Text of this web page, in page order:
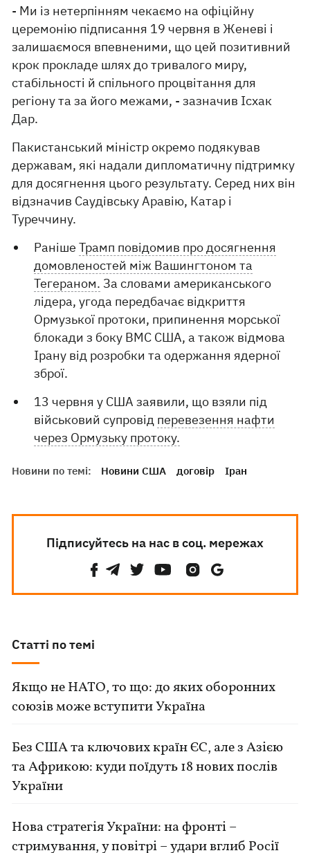
- Ми із нетерпінням чекаємо на офіційну
церемонію підписання 19 червня в Женеві і
залишаємося впевненими, що цей позитивний
крок прокладе шлях до тривалого миру,
стабільності й спільного процвітання для
регіону та за його межами, - зазначив Ісхак
Дар.
Пакистанський міністр окремо подякував
державам, які надали дипломатичну підтримку
для досягнення цього результату. Серед них він
відзначив Саудівську Аравію, Катар і
Туреччину.
РанішеТрамп повідомив про досягнення
домовленостей між Вашингтоном та
Тегераном. За словами американського
лідера, угода передбачає відкриття
Ормузької протоки, припинення морської
блокади з боку ВМС США, а також відмова
Ірану від розробки та одержання ядерної
зброї.
13 червня у США заявили, що взяли під
військовий супровід перевезення нафти
через Ормузьку протоку.
Новини по темі: Новини США договір Іран
Підписуйтесь на нас в соц. мережах
Статті по темі
Якщо не НАТО, то що: до яких оборонних
союзів може вступити Україна
Без США та ключових країн ЄС, але з Азією
та Африкою: куди поїдуть 18 нових послів
України
Нова стратегія України: на фронті –
стримування, у повітрі – удари вглиб Росії